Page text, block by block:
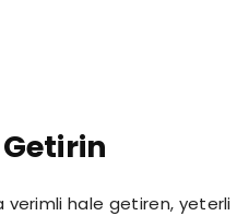
verimli hale getiren, yeterli